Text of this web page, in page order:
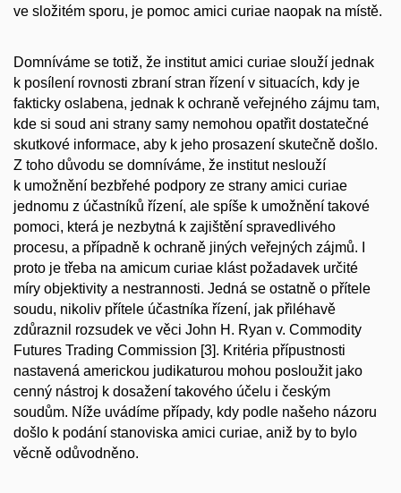
ve složitém sporu, je pomoc amici curiae naopak na místě.
Domníváme se totiž, že institutamici curiae slouží jednak
k posílení rovnosti zbraní stran řízení v situacích, kdy je
fakticky oslabena, jednak k ochraně veřejného zájmu tam,
kde si soud ani strany samy nemohou opatřit dostatečné
skutkové informace, aby k jeho prosazení skutečně došlo.
Z toho důvodu se domníváme, že institut neslouží
k umožnění bezbřehé podpory ze strany amici curiae
jednomu z účastníků řízení, ale spíše k umožnění takové
pomoci, která je nezbytná k zajištění spravedlivého
procesu, a případně k ochraně jiných veřejných zájmů. I
proto je třeba na amicum curiae klást požadavek určité
míry objektivity a nestrannosti. Jedná se ostatně o přítele
soudu, nikoliv přítele účastníka řízení, jak přiléhavě
zdůraznil rozsudek ve věci John H. Ryan v. Commodity
Futures Trading Commission [3]. Kritéria přípustnosti
nastavená americkou judikaturou mohou posloužit jako
cenný nástroj k dosažení takového účelu i českým
soudům. Níže uvádíme případy, kdy podle našeho názoru
došlo k podání stanoviska amici curiae, aniž by to bylo
věcně odůvodněno.